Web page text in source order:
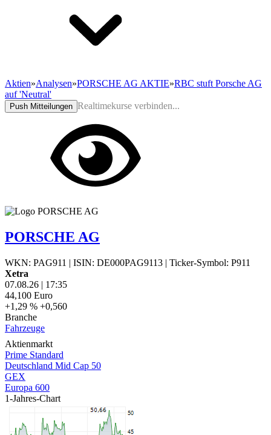
Aktien»Analysen»PORSCHE AG AKTIE»RBC stuft Porsche AG
auf 'Neutral'
Push Mitteilungen Realtimekurse verbinden...
PORSCHE AG
WKN: PAG911 | ISIN: DE000PAG9113 | Ticker-Symbol: P911
Xetra
07.08.26 | 17:35
44,100 Euro
+1,29 % +0,560
Branche
Fahrzeuge
Aktienmarkt
Prime Standard
Deutschland Mid Cap 50
GEX
Europa 600
1-Jahres-Chart